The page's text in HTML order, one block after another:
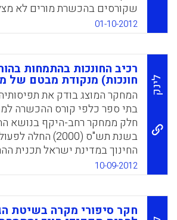
שקורסים בהכשרת מורים לא
לסטודנטים להוראה בשילוב
הפרקטיקום. אולם, החוויות של
להוראה עם החונכים יכולות
להוראה להשתמש בטכנולוגיה
בהוראה(Shih-Hsiung Liu , 2012).
WhatsApp
Facebook
Email
X
01-10-2012
לינק
רכיב החונכות בהתמחות
חונכות) מנקודת מבטם של
המחקר המוצג בודק את
בתי ספר כלפי קורס ההכשרה
חלק ממחקר רחב-היקף בנושא
בשנת תש"ס (2000)
החינוך במדינת ישראל תכנית
מתחילים בשנת עבודתם
המבנים את ההתמחות הוא קבלת
מורה חונך לאורך השנה. תפקיד
במערכת, ובשנים האחרונות
10-09-2012
חקר סיפורי מקרה בשיטת